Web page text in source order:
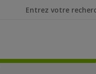
Je cherche